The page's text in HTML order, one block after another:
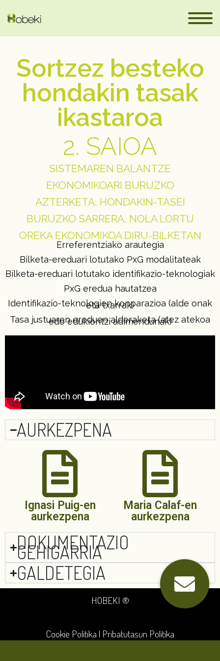
Sortzez besteko
hondakin tasak
ikastaroa
2. SAIOA
SISTEMAREN BALANTZE
EKONOMIKOARI BURUZKO
AZTERKETA. HONDAKIN-TASEI
BURUZKO SARRERA. NOLA LORTU
OREKA EKONOMIKOA DIRU-BILKETAN
Erreferentziako arautegia
Bilketa-ereduari lotutako PxG modalitateak
Bilketa-ereduari lotutako identifikazio-teknologiak
PxG eredua hautatzea
Identifikazio-teknologien konparazioa (alde onak
eta txarrak)
Tasa justuaren ereduen alderaketa (atez atekoa
edo edukiontzi adimendunak)
AURKEZPENA
Ignasi Puig-en
aurkezpena
Maria Calaf-en
aurkezpena
DOKUMENTAZIO
GEHIGARRIA
GALDETEGIA
HOBEKI ®
Cookie Politika | Pribatutasun Politika